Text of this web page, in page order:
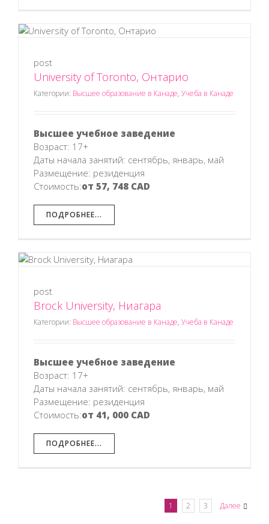
post
University of Toronto, Онтарио
Категории: Высшее образование в Канаде, Учеба в Канаде
Высшее учебное заведение
Возраст: 17+
Даты начала занятий: сентябрь, январь, май
Размещение: резиденция
Стоимость:от 57, 748 CAD
ПОДРОБНЕЕ...
post
Brock University, Ниагара
Категории: Высшее образование в Канаде, Учеба в Канаде
Высшее учебное заведение
Возраст: 17+
Даты начала занятий: сентябрь, январь, май
Размещение: резиденция
Стоимость:от 41, 000 CAD
ПОДРОБНЕЕ...
1 2 3 Далее